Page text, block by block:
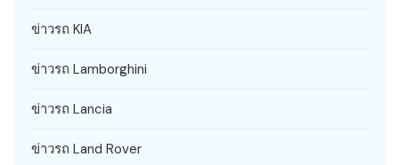
ข่าวรถ KIA
ข่าวรถ Lamborghini
ข่าวรถ Lancia
ข่าวรถ Land Rover